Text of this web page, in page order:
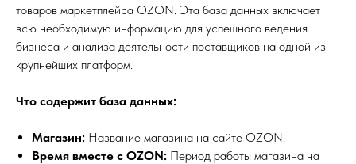
товаров маркетплейса OZON. Эта база данных включает
всю необходимую информацию для успешного ведения
бизнеса и анализа деятельности поставщиков на одной из
крупнейших платформ.
Что содержит база данных:
Магазин: Название магазина на сайте OZON.
Время вместе с OZON: Период работы магазина на